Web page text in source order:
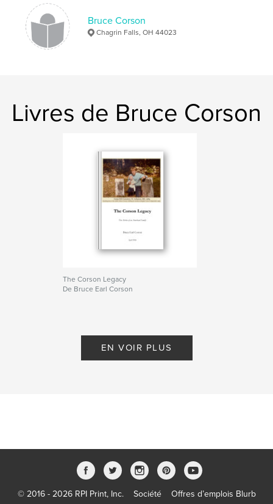
Miner
, Corson/Courson
Bruce Corson
Chagrin Falls, OH 44023
Livres de Bruce Corson
The Corson Legacy
De Bruce Earl Corson
EN VOIR PLUS
© 2016 - 2026 RPI Print, Inc. Société Offres d’emplois Blurb